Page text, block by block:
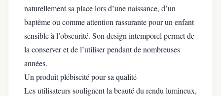
naturellement sa place lors d’une naissance, d’un
baptême ou comme attention rassurante pour un enfant
sensible à l’obscurité. Son design intemporel permet de
la conserver et de l’utiliser pendant de nombreuses
années.
Un produit plébiscité pour sa qualité
Les utilisateurs soulignent la beauté du rendu lumineux,